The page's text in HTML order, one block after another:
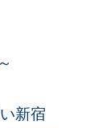
新宿